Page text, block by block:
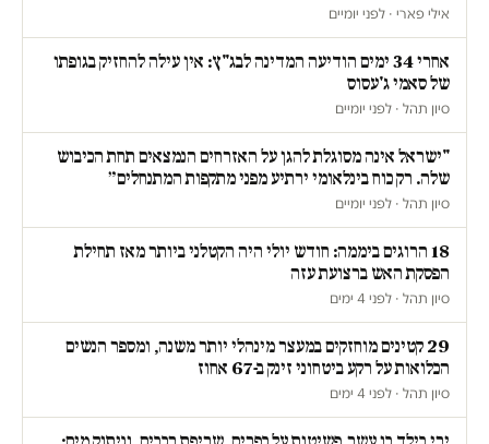
אילי פארי · לפני יומיים
אחרי 34 ימים הודיעה המדינה לבג"ץ: אין עילה להחזיק בגופתו
של סאמי ג'עסוס
סיון תהל · לפני יומיים
"ישראל אינה מסוגלת להגן על האזרחים הנמצאים תחת הכיבוש
שלה. רק כוח בינלאומי ירתיע מפני מתקפות המתנחלים״
סיון תהל · לפני יומיים
18 הרוגים ביממה: חודש יולי היה הקטלני ביותר מאז תחילת
הפסקת האש ברצועת עזה
סיון תהל · לפני 4 ימים
29 קטינים מוחזקים במעצר מינהלי יותר משנה, ומספר הנשים
הכלואות על רקע ביטחוני זינק ב-67 אחוז
סיון תהל · לפני 4 ימים